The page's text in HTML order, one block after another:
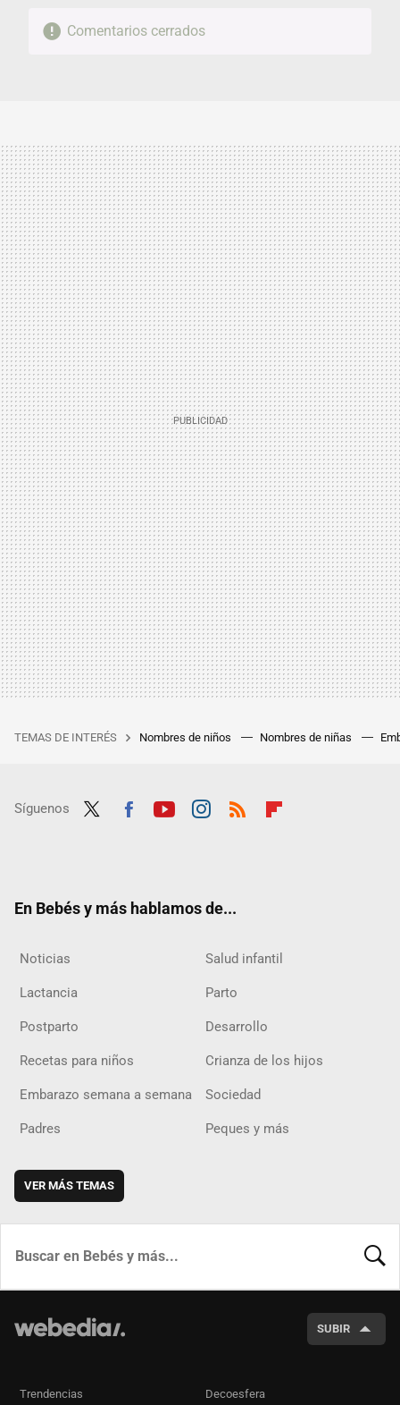
Comentarios cerrados
TEMAS DE INTERÉS Nombres de niños Nombres de niñas
Síguenos
En Bebés y más hablamos de...
Noticias Salud infantil
Lactancia Parto
Postparto Desarrollo
Recetas para niños Crianza de los hijos
Embarazo semana a semana Sociedad
Padres Peques y más
VER MÁS TEMAS
SUBIR
Trendencias Decoesfera